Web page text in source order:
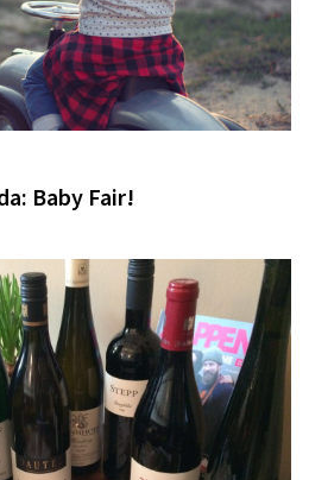
Baby Fair!